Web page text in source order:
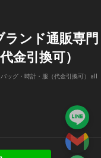
ンド通販専門
金引換可）
ッグ・時計・服（代金引換可） all